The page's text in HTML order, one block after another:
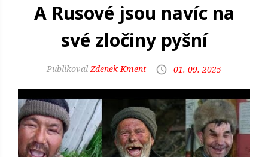
A Rusové jsou navíc na
své zločiny pyšní
Zdenek Kment 01. 09. 2025